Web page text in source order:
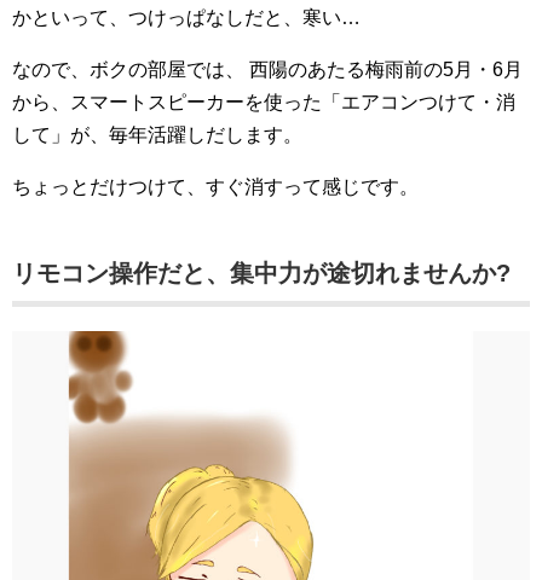
かといって、つけっぱなしだと、寒い…
なので、ボクの部屋では、 西陽のあたる梅雨前の5月・6月
から、スマートスピーカーを使った「エアコンつけて・消
して」が、毎年活躍しだします。
ちょっとだけつけて、すぐ消すって感じです。
リモコン操作だと、集中力が途切れませんか?